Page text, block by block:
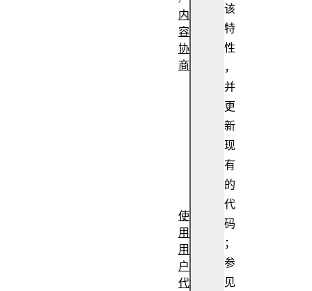
该
特
性
，
并
更
新
现
有
的
代
码
；
参
见
内
容
协
商
使
用
用
户
代